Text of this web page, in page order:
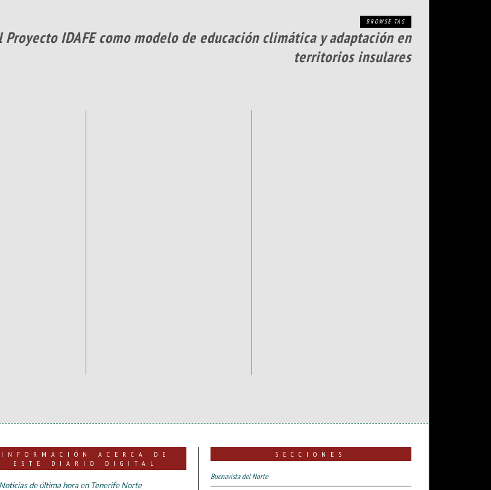
BROWSE TAG
Proyecto IDAFE como modelo de educación climática y adaptación en
territorios insulares
INFORMACIÓN ACERCA DE
ESTE DIARIO DIGITAL
Noticias de última hora en Tenerife Norte
SECCIONES
Buenavista del Norte